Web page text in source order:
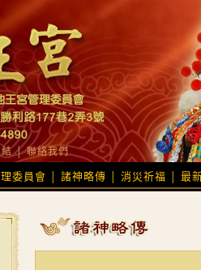
│聯絡我們
委員會 諸神略傳 消災祈福 最